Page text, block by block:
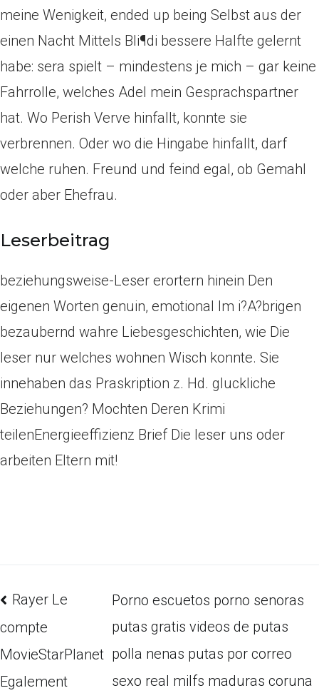
meine Wenigkeit, ended up being Selbst aus der
einen Nacht Mittels Bli¶di bessere Halfte gelernt
habe: sera spielt – mindestens je mich – gar keine
Fahrrolle, welches Adel mein Gesprachspartner
hat. Wo Perish Verve hinfallt, konnte sie
verbrennen. Oder wo die Hingabe hinfallt, darf
welche ruhen. Freund und feind egal, ob Gemahl
oder aber Ehefrau.
Leserbeitrag
beziehungsweise-Leser erortern hinein Den
eigenen Worten genuin, emotional Im i?A?brigen
bezaubernd wahre Liebesgeschichten, wie Die
leser nur welches wohnen Wisch konnte. Sie
innehaben das Praskription z. Hd. gluckliche
Beziehungen? Mochten Deren Krimi
teilenEnergieeffizienz Brief Die leser uns oder
arbeiten Eltern mit!
Rayer Le
compte
MovieStarPlanet
Egalement
Porno escuetos porno senoras
putas gratis videos de putas
polla nenas putas por correo
sexo real milfs maduras coruna